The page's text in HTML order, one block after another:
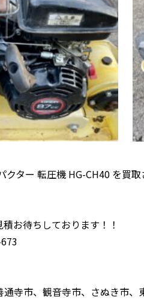
ター 転圧機 HG-CH40 を買取
お待ちしております！！
寺市、観音寺市、さぬき市